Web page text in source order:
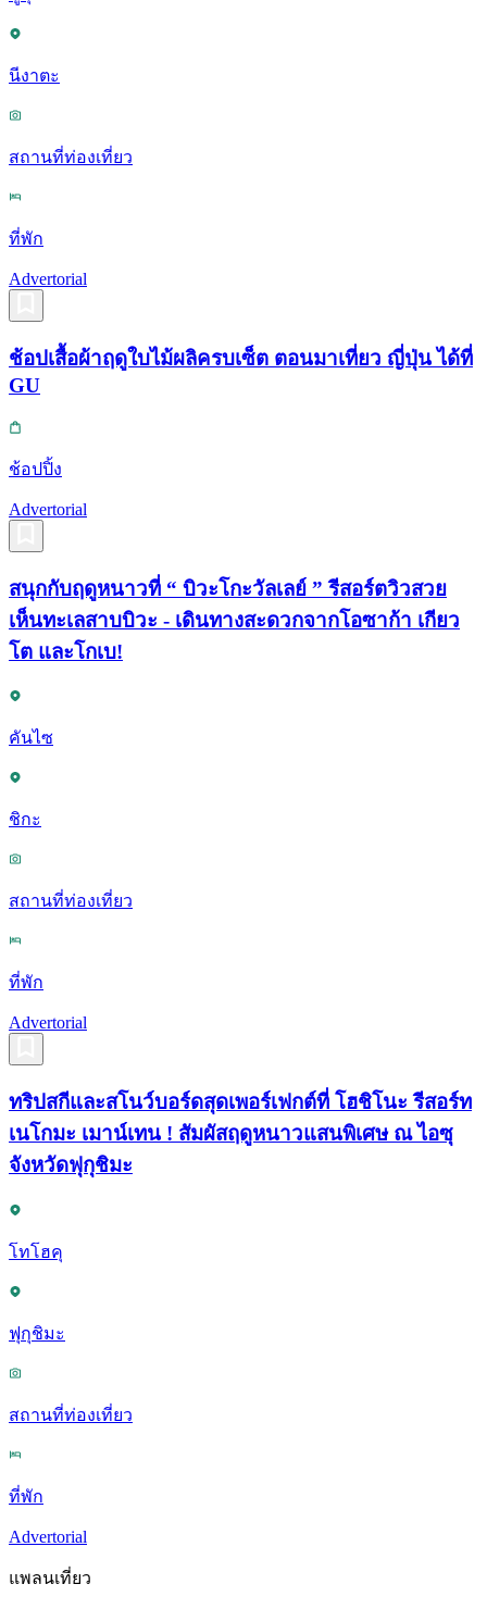
นีงาตะ
สถานที่ท่องเที่ยว
ที่พัก
Advertorial
ช้อปเสื้อผ้าฤดูใบไม้ผลิครบเซ็ต ตอนมาเที่ยว ญี่ปุ่น ได้ที่
GU
ช้อปปิ้ง
Advertorial
สนุกกับฤดูหนาวที่ “ บิวะโกะวัลเลย์ ” รีสอร์ตวิวสวย
เห็นทะเลสาบบิวะ - เดินทางสะดวกจากโอซาก้า เกียว
โต และโกเบ!
คันไซ
ชิกะ
สถานที่ท่องเที่ยว
ที่พัก
Advertorial
ทริปสกีและสโนว์บอร์ดสุดเพอร์เฟกต์ที่ โฮชิโนะ รีสอร์ท
เนโกมะ เมาน์เทน ! สัมผัสฤดูหนาวแสนพิเศษ ณ ไอซุ
จังหวัดฟุกุชิมะ
โทโฮคุ
ฟุกุชิมะ
สถานที่ท่องเที่ยว
ที่พัก
Advertorial
แพลนเที่ยว